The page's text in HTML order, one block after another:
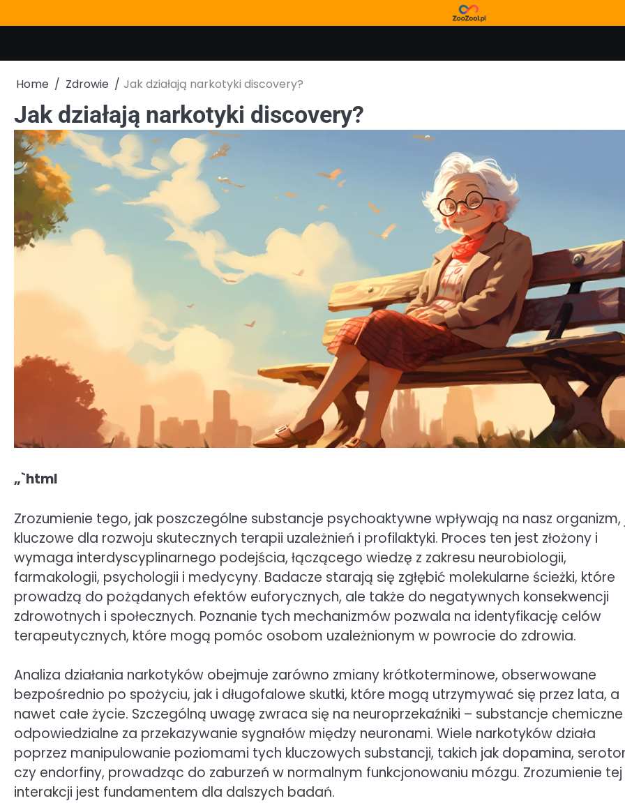
to
Home Zdrowie Jak działają narkotyki discovery?
Jak działają narkotyki discovery?
„`html
Zrozumienie tego, jak poszczególne substancje psychoaktywne wpływają na nasz organizm,
kluczowe dla rozwoju skutecznych terapii uzależnień i profilaktyki. Proces ten jest złożony i
wymaga interdyscyplinarnego podejścia, łączącego wiedzę z zakresu neurobiologii,
farmakologii, psychologii i medycyny. Badacze starają się zgłębić molekularne ścieżki, które
prowadzą do pożądanych efektów euforycznych, ale także do negatywnych konsekwencji
zdrowotnych i społecznych. Poznanie tych mechanizmów pozwala na identyfikację celów
terapeutycznych, które mogą pomóc osobom uzależnionym w powrocie do zdrowia.
Analiza działania narkotyków obejmuje zarówno zmiany krótkoterminowe, obserwowane
bezpośrednio po spożyciu, jak i długofalowe skutki, które mogą utrzymywać się przez lata, a
nawet całe życie. Szczególną uwagę zwraca się na neuroprzekaźniki – substancje chemiczne
odpowiedzialne za przekazywanie sygnałów między neuronami. Wiele narkotyków działa
poprzez manipulowanie poziomami tych kluczowych substancji, takich jak dopamina,
czy endorfiny, prowadząc do zaburzeń w normalnym funkcjonowaniu mózgu. Zrozumienie tej
interakcji jest fundamentem dla dalszych badań.